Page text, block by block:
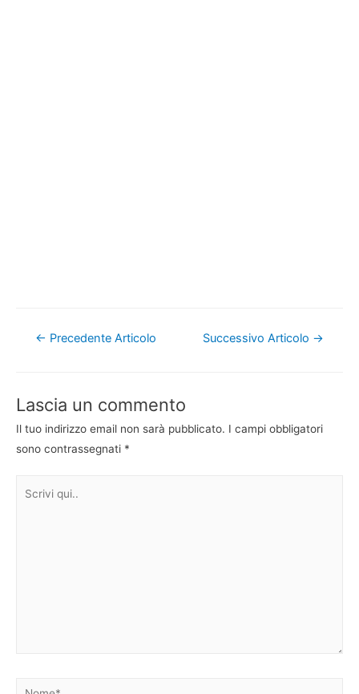
Navigazione
← Precedente Articolo Successivo Articolo →
Lascia un commento
Il tuo indirizzo email non sarà pubblicato. I campi obbligatori
sono contrassegnati *
Nome*